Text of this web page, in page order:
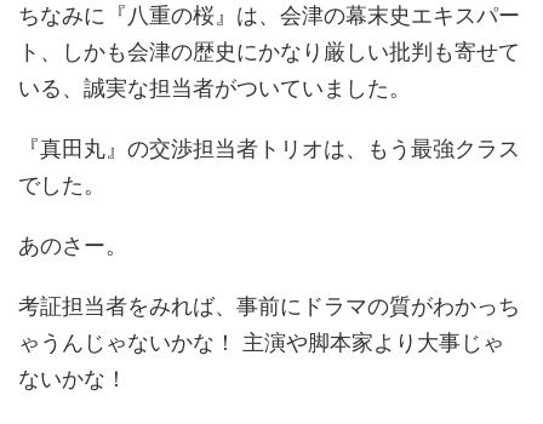
ちなみに『八重の桜』は、会津の幕末史エキスパー
ト、しかも会津の歴史にかなり厳しい批判も寄せて
いる、誠実な担当者がついていました。
『真田丸』の交渉担当者トリオは、もう最強クラス
でした。
あのさー。
考証担当者をみれば、事前にドラマの質がわかっち
ゃうんじゃないかな！ 主演や脚本家より大事じゃ
ないかな！